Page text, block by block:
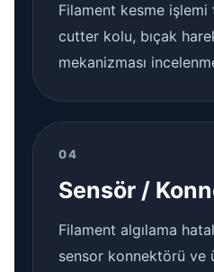
Filament kesme işlemi
cutter kolu, bıçak
mekanizması
04
Sensör /
Filament algılama
sensor konnektörü ve